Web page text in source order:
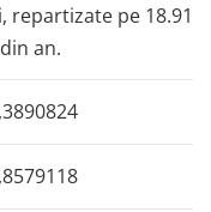
repartizate pe 18.91
an.